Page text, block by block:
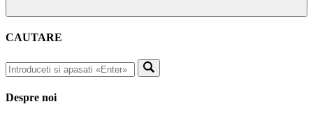
CAUTARE
Despre noi